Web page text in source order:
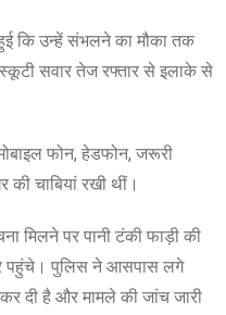
कि उन्हें संभलने का मौका तक
सवार तेज रफ्तार से इलाके से
फोन, हेडफोन, जरूरी
की चाबियां रखी थीं।
मिलने पर पानी टंकी फाड़ी की
पहुंचे। पुलिस ने आसपास लगे
दी है और मामले की जांच जारी